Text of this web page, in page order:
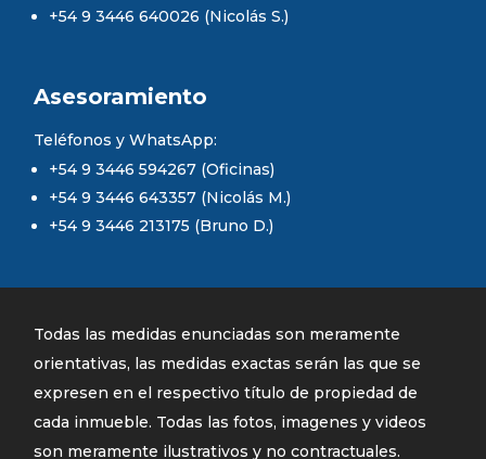
+54 9 3446 640026 (Nicolás S.)
Asesoramiento
Teléfonos y WhatsApp:
+54 9 3446 594267 (Oficinas)
+54 9 3446 643357 (Nicolás M.)
+54 9 3446 213175 (Bruno D.)
Todas las medidas enunciadas son meramente
orientativas, las medidas exactas serán las que se
expresen en el respectivo título de propiedad de
cada inmueble. Todas las fotos, imagenes y videos
son meramente ilustrativos y no contractuales.